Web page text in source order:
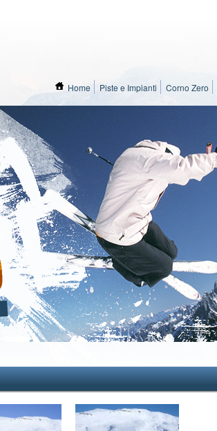
Home Piste e Impianti Corno Zero